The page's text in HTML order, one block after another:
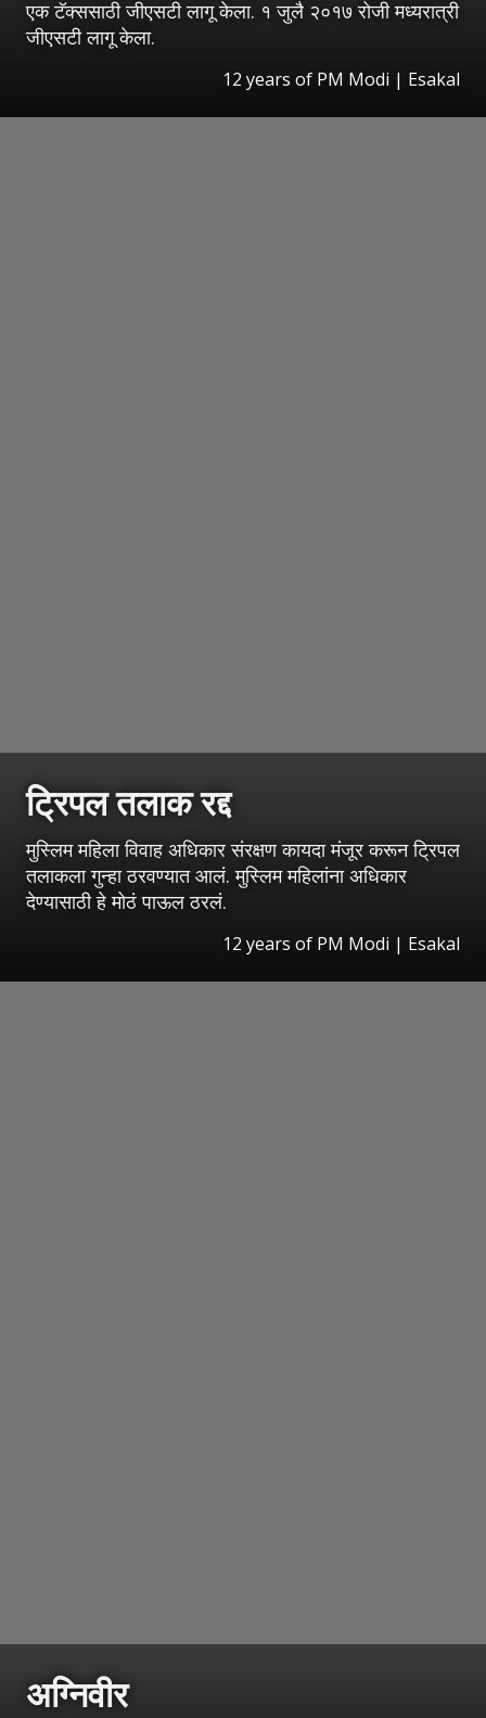
एक टॅक्ससाठी जीएसटी लागू केला. १ जुलै २०१७ रोजी मध्यरात्री
जीएसटी लागू केला.
12 years of PM Modi | Esakal
ट्रिपल तलाक रद्द
मुस्लिम महिला विवाह अधिकार संरक्षण कायदा मंजूर करून ट्रिपल
तलाकला गुन्हा ठरवण्यात आलं. मुस्लिम महिलांना अधिकार
देण्यासाठी हे मोठं पाऊल ठरलं.
12 years of PM Modi | Esakal
अग्निवीर